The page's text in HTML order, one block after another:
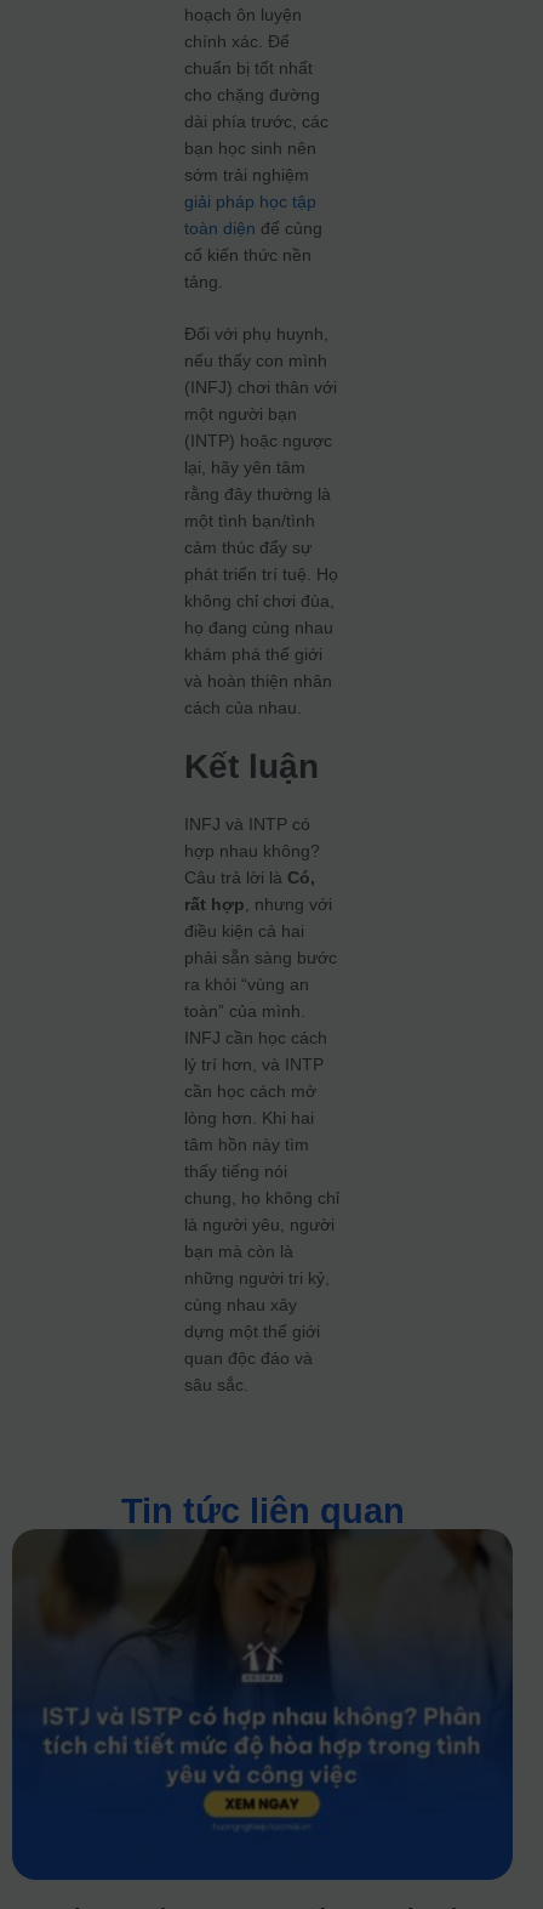
hoạch ôn luyện
chính xác. Để
chuẩn bị tốt nhất
cho chặng đường
dài phía trước, các
bạn học sinh nên
sớm trải nghiệm
giải pháp học tập
toàn diện để củng
cố kiến thức nền
tảng.
Đối với phụ huynh,
nếu thấy con mình
(INFJ) chơi thân với
một người bạn
(INTP) hoặc ngược
lại, hãy yên tâm
rằng đây thường là
một tình bạn/tình
cảm thúc đẩy sự
phát triển trí tuệ. Họ
không chỉ chơi đùa,
họ đang cùng nhau
khám phá thế giới
và hoàn thiện nhân
cách của nhau.
Kết luận
INFJ và INTP có
hợp nhau không?
Câu trả lời là Có,
rất hợp , nhưng với
điều kiện cả hai
phải sẵn sàng bước
ra khỏi “vùng an
toàn” của mình.
INFJ cần học cách
lý trí hơn, và INTP
cần học cách mở
lòng hơn. Khi hai
tâm hồn này tìm
thấy tiếng nói
chung, họ không chỉ
là người yêu, người
bạn mà còn là
những người tri kỷ,
cùng nhau xây
dựng một thế giới
quan độc đáo và
sâu sắc.
Tin tức liên quan